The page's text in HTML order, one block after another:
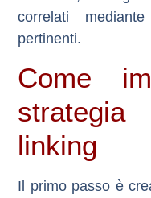
correlati
pertinenti.
Come
linking
Il primo passo è